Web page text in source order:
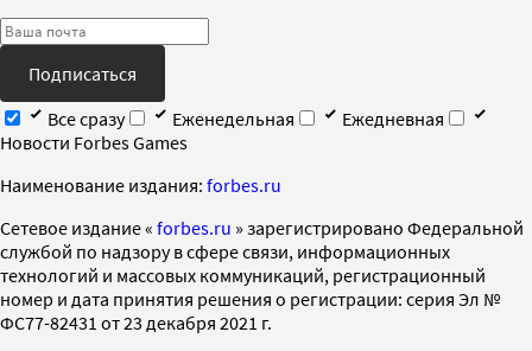
Подписаться
Все сразу
Еженедельная
Ежедневная
Новости Forbes Games
Наименование издания: forbes.ru
Cетевое издание « forbes.ru » зарегистрировано Федеральной
службой по надзору в сфере связи, информационных
технологий и массовых коммуникаций, регистрационный
номер и дата принятия решения о регистрации: серия Эл №
ФС77-82431 от 23 декабря 2021 г.